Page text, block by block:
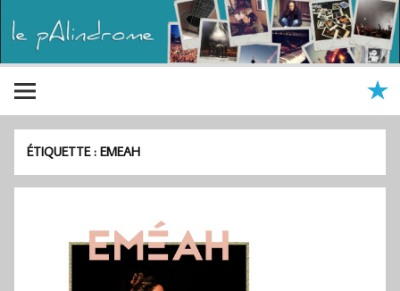
ÉTIQUETTE :EMEAH